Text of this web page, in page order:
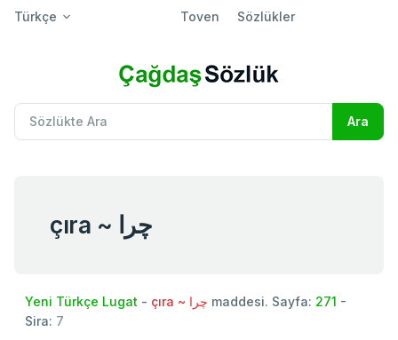
Türkçe Toven Sözlükler
çıra ~ چرا
Yeni Türkçe Lugat - çıra ~ چرا maddesi. Sayfa: 271 -
Sira: 7